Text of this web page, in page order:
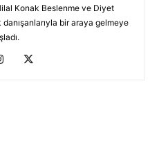
Konak Beslenme ve Diyet
danışanlarıyla bir araya gelmeye